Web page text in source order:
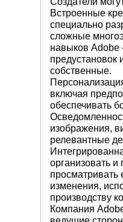
Встроенные
специально
сложные
навыков
предустановок
собственные.
включая
обеспечивать
изображения,
релевантные
организовать
просматривать
изменения,
производству
Компания